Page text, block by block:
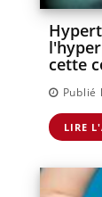
cette
Publié
LIRE